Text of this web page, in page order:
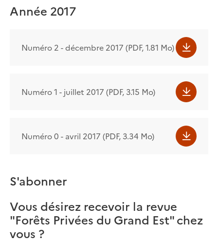
Année 2017
Numéro 2 - décembre 2017 (PDF, 1.81 Mo)
Numéro 1 - juillet 2017 (PDF, 3.15 Mo)
Numéro 0 - avril 2017 (PDF, 3.34 Mo)
S'abonner
Vous désirez recevoir la revue
"Forêts Privées du Grand Est" chez
vous ?